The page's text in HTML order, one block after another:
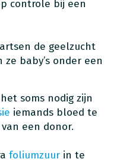
controle bij een
de geelzucht
baby’s onder een
soms nodig zijn
iemands bloed te
een donor.
foliumzuur in te